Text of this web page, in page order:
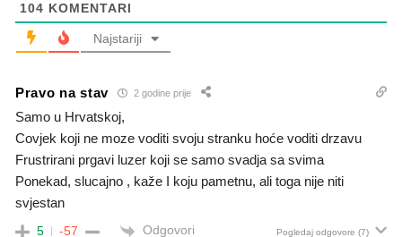
104 KOMENTARI
Najstariji
Pravo na stav 2 godine prije
Samo u Hrvatskoj,
Covjek koji ne moze voditi svoju stranku hoće voditi drzavu
Frustrirani prgavi luzer koji se samo svadja sa svima
Ponekad, slucajno , kaže I koju pametnu, ali toga nije niti
svjestan
5 -57 Odgovori Pogledaj odgovore (7)